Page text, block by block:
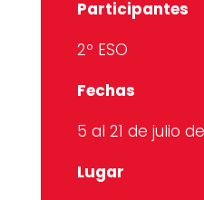
Participantes
2º ESO
Fechas
5 al 21 de julio
Lugar